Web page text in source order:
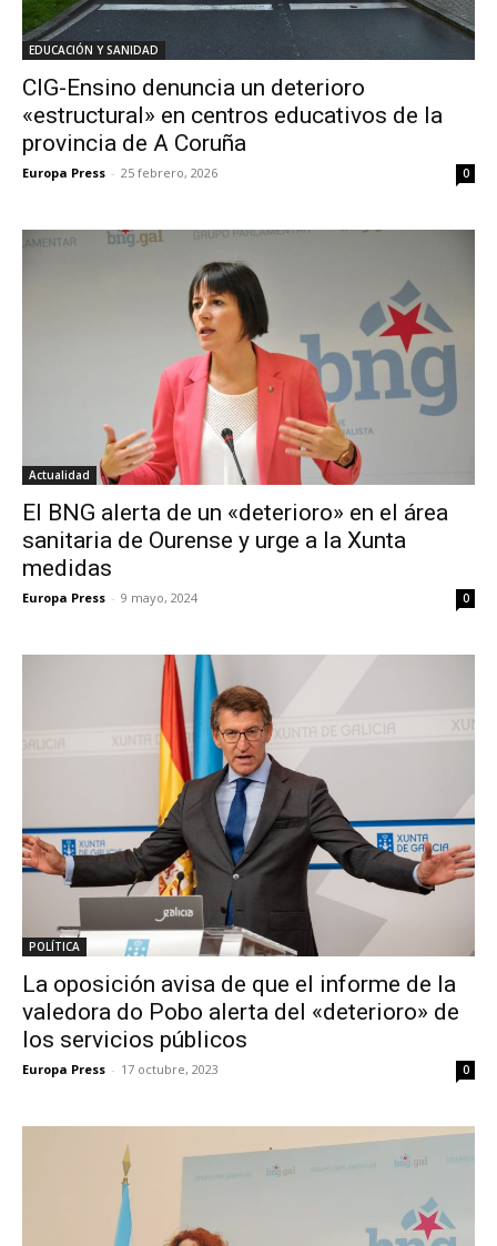
EDUCACIÓN Y SANIDAD
CIG-Ensino denuncia un deterioro
«estructural» en centros educativos de la
provincia de A Coruña
Europa Press - 25 febrero, 2026 0
Actualidad
El BNG alerta de un «deterioro» en el área
sanitaria de Ourense y urge a la Xunta
medidas
Europa Press - 9 mayo, 2024 0
POLÍTICA
La oposición avisa de que el informe de la
valedora do Pobo alerta del «deterioro» de
los servicios públicos
Europa Press - 17 octubre, 2023 0